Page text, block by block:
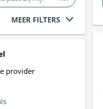
MEER FILTERS
provider